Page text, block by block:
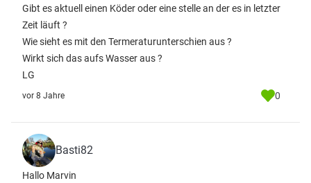
Gibt es aktuell einen Köder oder eine stelle an der es in letzter
Zeit läuft ?
Wie sieht es mit den Termeraturunterschien aus ?
Wirkt sich das aufs Wasser aus ?
LG
vor 8 Jahre 0
Basti82
Hallo Marvin